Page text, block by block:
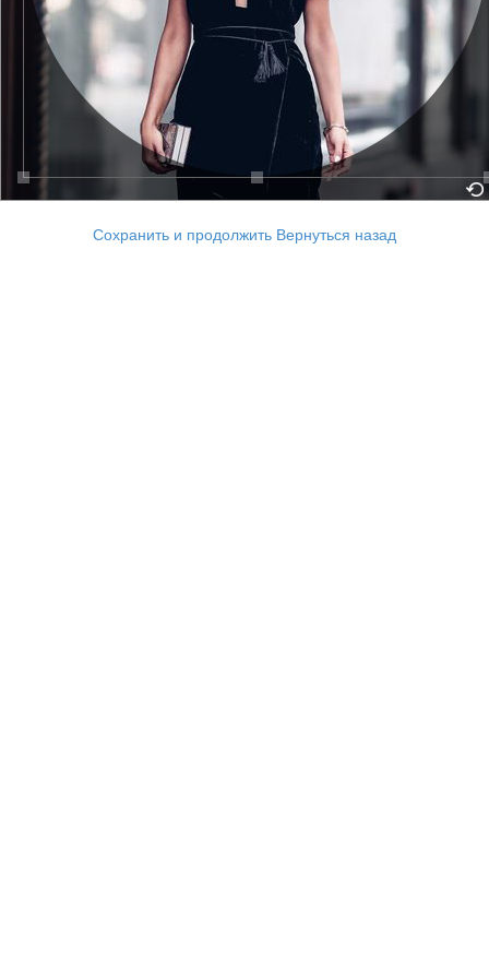
Сохранить и продолжить Вернуться назад